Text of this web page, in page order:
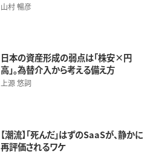
山村 暢彦
日本の資産形成の弱点は「株安×円
高」。為替介入から考える備え方
上源 悠詞
【潮流】「死んだ」はずのSaaSが、静かに
再評価されるワケ